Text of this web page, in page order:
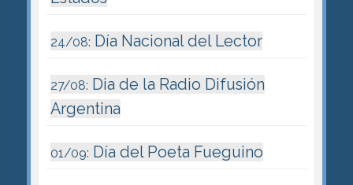
24/08: Día Nacional del Lector
27/08: Dia de la Radio Difusión
Argentina
01/09: Día del Poeta Fueguino